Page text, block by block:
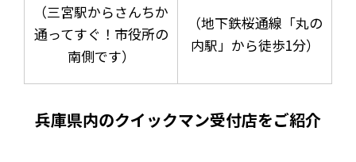
（三宮駅からさんちか
通ってすぐ！市役所の
南側です）
（地下鉄桜通線「丸の
内駅」から徒歩1分）
兵庫県内のクイックマン受付店をご紹介